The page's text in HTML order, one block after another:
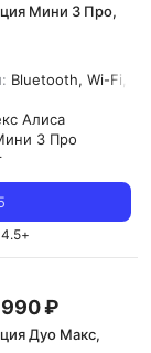
Мини 3 Про,
Bluetooth, Wi-Fi,
Алиса
3 Про
4.5+
₽
Дуо Макс,